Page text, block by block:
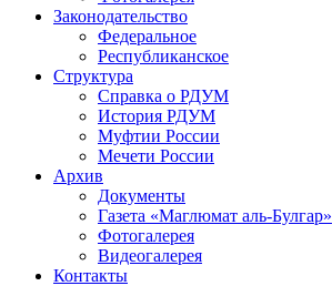
Законодательство
Федеральное
Республиканское
Структура
Справка о РДУМ
История РДУМ
Муфтии России
Мечети России
Архив
Документы
Газета «Маглюмат аль-Булгар»
Фотогалерея
Видеогалерея
Контакты